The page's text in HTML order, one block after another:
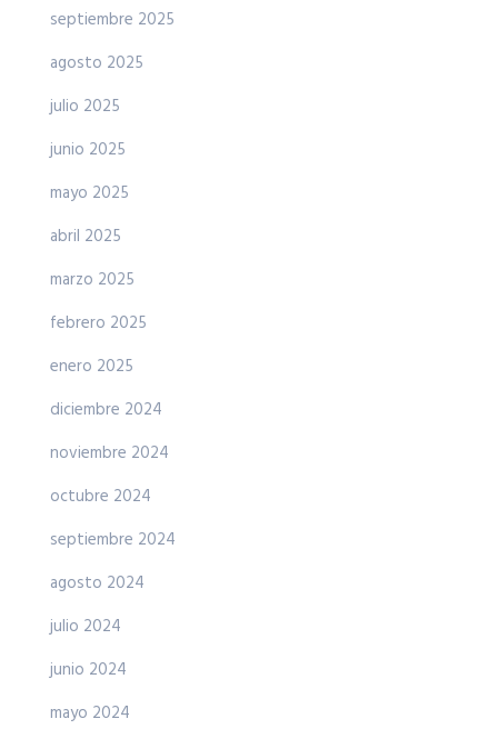
septiembre 2025
agosto 2025
julio 2025
junio 2025
mayo 2025
abril 2025
marzo 2025
febrero 2025
enero 2025
diciembre 2024
noviembre 2024
octubre 2024
septiembre 2024
agosto 2024
julio 2024
junio 2024
mayo 2024